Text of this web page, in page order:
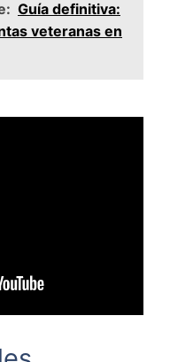
Guía definitiva:
veteranas en